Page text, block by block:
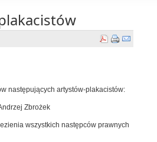
następujących artystów-plakacistów:
Zbrożek
wszystkich następców prawnych